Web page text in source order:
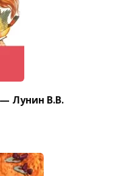
Лунин В.В.